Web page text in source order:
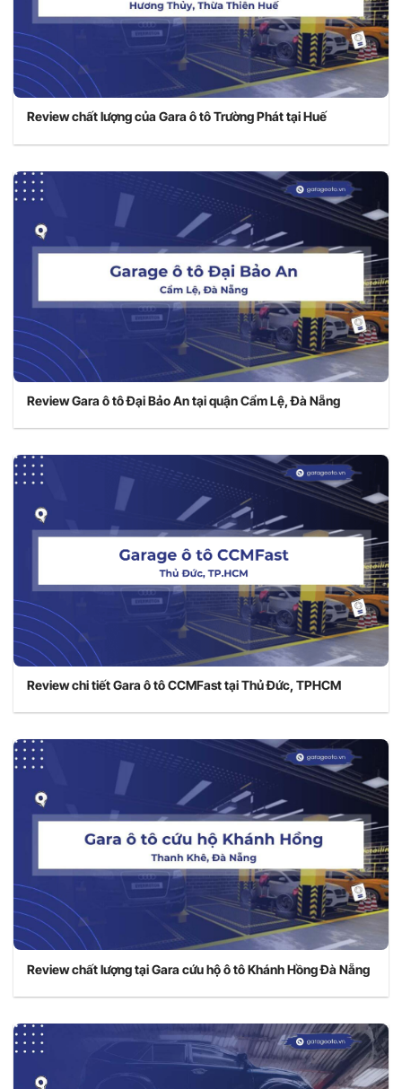
Review chất lượng của Gara ô tô Trường Phát tại Huế
Review Gara ô tô Đại Bảo An tại quận Cẩm Lệ, Đà Nẵng
Review chi tiết Gara ô tô CCMFast tại Thủ Đức, TPHCM
Review chất lượng tại Gara cứu hộ ô tô Khánh Hồng Đà Nẵng